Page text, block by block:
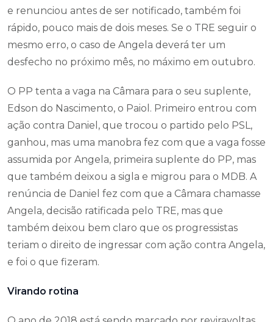
e renunciou antes de ser notificado, também foi
rápido, pouco mais de dois meses. Se o TRE seguir o
mesmo erro, o caso de Angela deverá ter um
desfecho no próximo mês, no máximo em outubro.
O PP tenta a vaga na Câmara para o seu suplente,
Edson do Nascimento, o Paiol. Primeiro entrou com
ação contra Daniel, que trocou o partido pelo PSL,
ganhou, mas uma manobra fez com que a vaga fosse
assumida por Angela, primeira suplente do PP, mas
que também deixou a sigla e migrou para o MDB. A
renúncia de Daniel fez com que a Câmara chamasse
Angela, decisão ratificada pelo TRE, mas que
também deixou bem claro que os progressistas
teriam o direito de ingressar com ação contra Angela,
e foi o que fizeram.
Virando rotina